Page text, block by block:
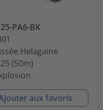
PA6-BK
Helagaine
(50m)
aux favoris